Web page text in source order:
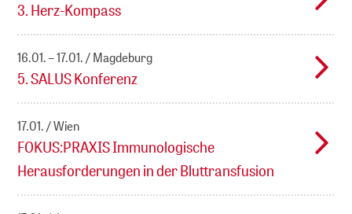
3. Herz-Kompass
16.01. – 17.01. Magdeburg
5. SALUS Konferenz
17.01. Wien
FOKUS:PRAXIS Immunologische
Herausforderungen in der Bluttransfusion